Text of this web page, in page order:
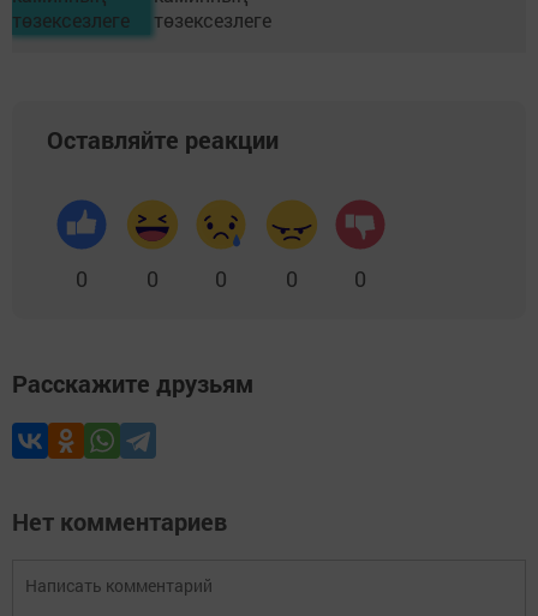
Оставляйте реакции
0 0 0 0 0
Расскажите друзьям
Нет комментариев